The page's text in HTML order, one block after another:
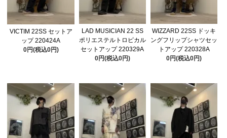
VICTIM 22SS セットア
ップ 220424A
0円(税込0円)
LAD MUSICIAN 22 SS
ポリエステルトロピカル
セットアップ 220329A
0円(税込0円)
WIZZARD 22SS ドッキ
ングフリップシャツセッ
トアップ 220328A
0円(税込0円)